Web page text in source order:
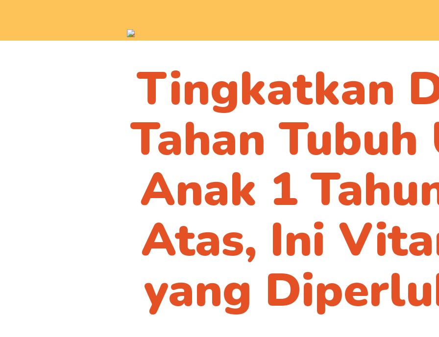
Produk Curcuma
dapat dibeli
partner e-
kami
Tingkatkan
Tahan Tubuh
Anak 1
Atas, Ini
yang